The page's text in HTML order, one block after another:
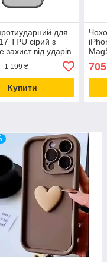
для
TPU сірий з
захист від ударів
1 199 ₴
Купити
705